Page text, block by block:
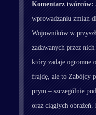
Komentarz twórców:
wprowadzaniu zmian
Wojowników w
zadawanych przez
który zadaje ogromne
frajdę, ale to Zabójcy
prym – szczególnie
oraz ciągłych